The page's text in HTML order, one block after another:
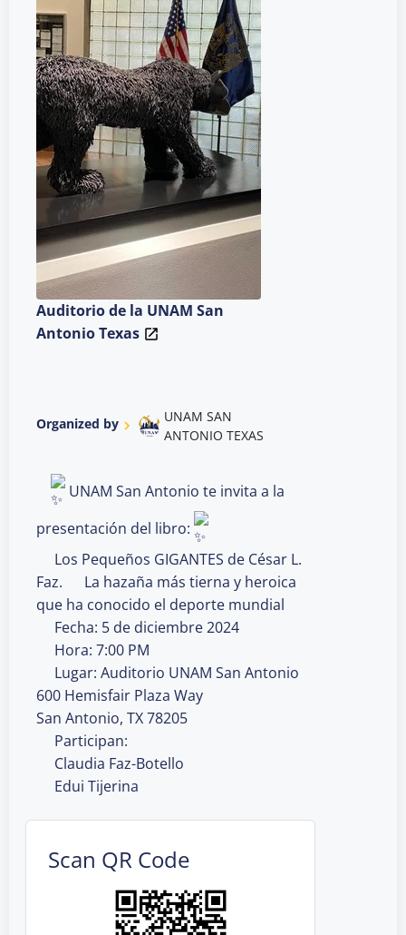
Auditorio de la UNAM San
Antonio Texas
Organized by
UNAM SAN
ANTONIO TEXAS
UNAM San Antonio te invita a la
presentación del libro:
Los Pequeños GIGANTES de César L.
Faz.
La hazaña más tierna y heroica
que ha conocido el deporte mundial
Fecha: 5 de diciembre 2024
Hora: 7:00 PM
Lugar: Auditorio UNAM San Antonio
600 Hemisfair Plaza Way
San Antonio, TX 78205
Participan:
Claudia Faz-Botello
Edui Tijerina
Scan QR Code